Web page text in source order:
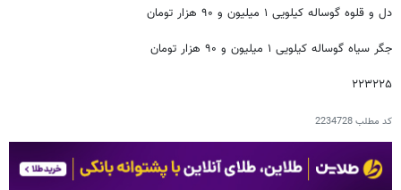
دل و قلوه گوساله کیلویی ۱ میلیون و ۹۰ هزار تومان
جگر سیاه گوساله کیلویی ۱ میلیون و ۹۰ هزار تومان
۲۲۳۲۲۵
کد مطلب2234728